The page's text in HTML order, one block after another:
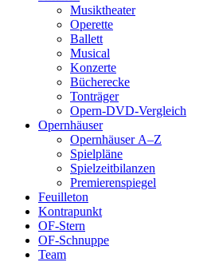
Musiktheater
Operette
Ballett
Musical
Konzerte
Bücherecke
Tonträger
Opern-DVD-Vergleich
Opernhäuser
Opernhäuser A–Z
Spielpläne
Spielzeitbilanzen
Premierenspiegel
Feuilleton
Kontrapunkt
OF-Stern
OF-Schnuppe
Team